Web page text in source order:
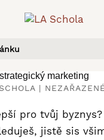
marketing
| NEZAŘAZENÉ
pro tvůj byznys?
jistě sis